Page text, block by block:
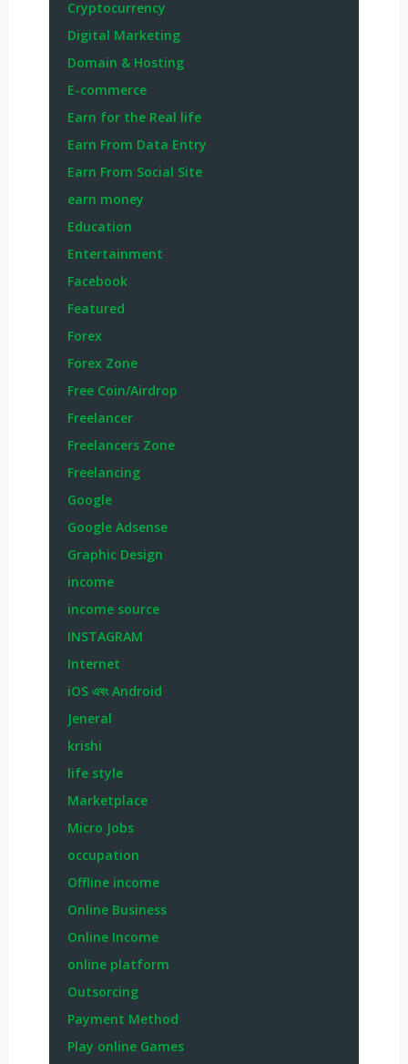
Cryptocurrency
Digital Marketing
Domain & Hosting
E-commerce
Earn for the Real life
Earn From Data Entry
Earn From Social Site
earn money
Education
Entertainment
Facebook
Featured
Forex
Forex Zone
Free Coin/Airdrop
Freelancer
Freelancers Zone
Freelancing
Google
Google Adsense
Graphic Design
income
income source
INSTAGRAM
Internet
iOS এবং Android
Jeneral
krishi
life style
Marketplace
Micro Jobs
occupation
Offline income
Online Business
Online Income
online platform
Outsorcing
Payment Method
Play online Games